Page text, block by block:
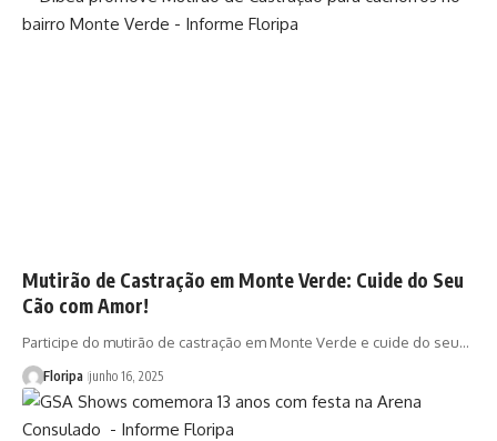
Mutirão de Castração em Monte Verde: Cuide do Seu
Cão com Amor!
Participe do mutirão de castração em Monte Verde e cuide do seu…
Floripa junho 16, 2025